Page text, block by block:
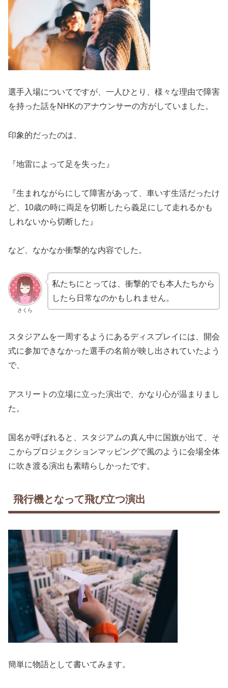
選手入場についてですが、一人ひとり、様々な理由で障害
を持った話をNHKのアナウンサーの方がしていました。
印象的だったのは、
『地雷によって足を失った』
『生まれながらにして障害があって、車いす生活だったけ
ど、10歳の時に両足を切断したら義足にして走れるかも
しれないから切断した』
など、なかなか衝撃的な内容でした。
さくら
私たちにとっては、衝撃的でも本人たちから
したら日常なのかもしれません。
スタジアムを一周するようにあるディスプレイには、開会
式に参加できなかった選手の名前が映し出されていたよう
で、
アスリートの立場に立った演出で、かなり心が温まりまし
た。
国名が呼ばれると、スタジアムの真ん中に国旗が出て、そ
こからプロジェクションマッピングで風のように会場全体
に吹き渡る演出も素晴らしかったです。
飛行機となって飛び立つ演出
簡単に物語として書いてみます。